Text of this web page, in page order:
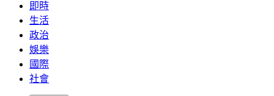
即時
生活
政治
娛樂
國際
社會